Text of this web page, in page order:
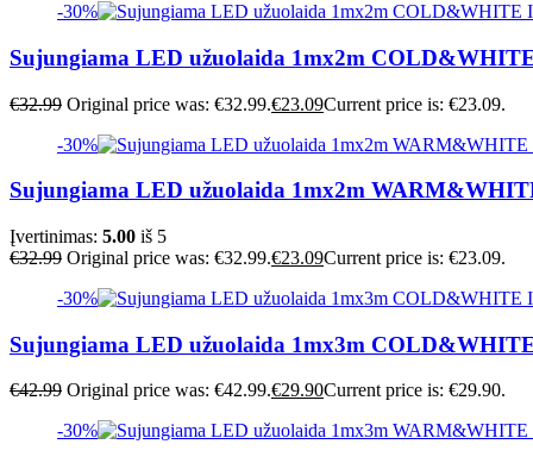
-30%
Sujungiama LED užuolaida 1mx2m
€32.99 Original price was: €32.99.€23.09Current price is: €23.09.
-30%
Sujungiama LED užuolaida 1mx2m
Įvertinimas: 5.00 iš 5
€32.99 Original price was: €32.99.€23.09Current price is: €23.09.
-30%
Sujungiama LED užuolaida 1mx3m
€42.99 Original price was: €42.99.€29.90Current price is: €29.90.
-30%